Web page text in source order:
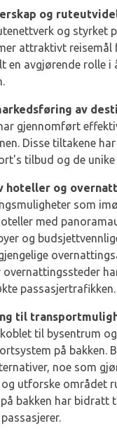
og
og styrket
attraktivt reisemål
en avgjørende rolle i
av
gjennomført
Disse tiltakene
tilbud og de
hoteller og
som
med
og
overnattingssteder
passasjertrafikken.
til
til bysentrum
på bakken.
noe som
og utforske området
bakken har bidratt